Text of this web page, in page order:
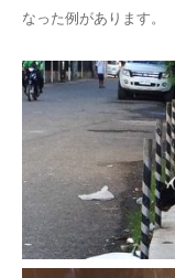
なった例があります。